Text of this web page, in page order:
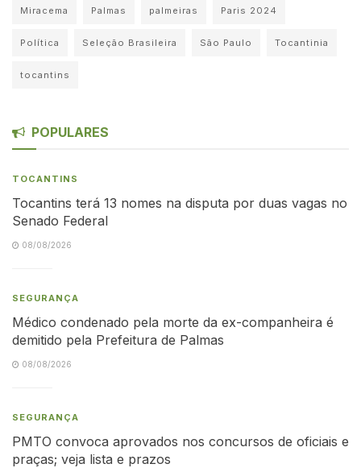
Miracema Palmas palmeiras Paris 2024
Política Seleção Brasileira São Paulo Tocantinia
tocantins
POPULARES
TOCANTINS
Tocantins terá 13 nomes na disputa por duas vagas no
Senado Federal
08/08/2026
SEGURANÇA
Médico condenado pela morte da ex-companheira é
demitido pela Prefeitura de Palmas
08/08/2026
SEGURANÇA
PMTO convoca aprovados nos concursos de oficiais e
praças; veja lista e prazos